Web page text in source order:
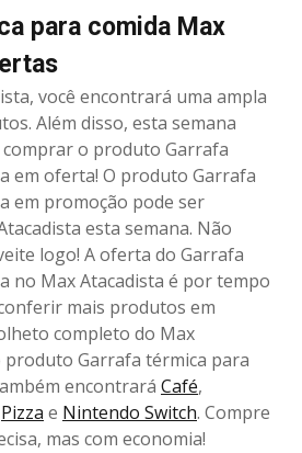
para comida Max
você encontrará uma ampla
Além disso, esta semana
o produto Garrafa
em oferta! O produto Garrafa
em promoção pode ser
esta semana. Não
logo! A oferta do Garrafa
no Max Atacadista é por tempo
mais produtos em
completo do Max
produto Garrafa térmica para
encontrará Café,
Pizza e Nintendo Switch. Compre
mas com economia!